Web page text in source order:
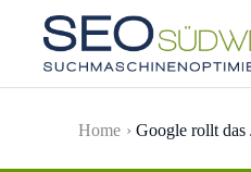
Skip to main content
Home Google rollt das